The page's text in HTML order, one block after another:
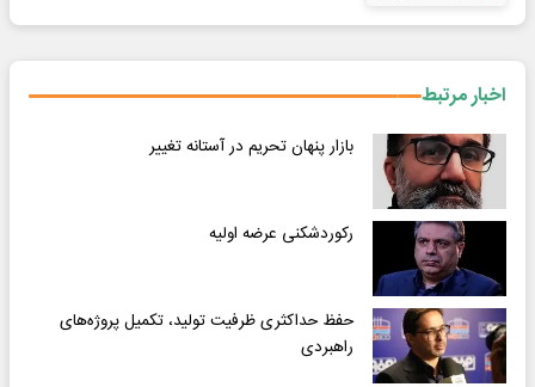
اخبار مرتبط
بازار پنهان تحریم در آستانه تغییر
رکوردشکنی عرضه اولیه
حفظ حداکثری ظرفیت تولید، تکمیل پروژه‌های
راهبردی